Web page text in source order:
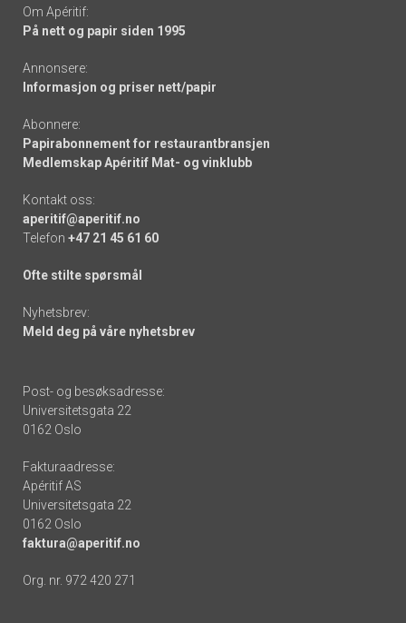
Om Apéritif:
På nett og papir siden 1995
Annonsere:
Informasjon og priser nett/papir
Abonnere:
Papirabonnement for restaurantbransjen
Medlemskap Apéritif Mat- og vinklubb
Kontakt oss:
aperitif@aperitif.no
Telefon +47 21 45 61 60
Ofte stilte spørsmål
Nyhetsbrev:
Meld deg på våre nyhetsbrev
Post- og besøksadresse:
Universitetsgata 22
0162 Oslo
Fakturaadresse:
Apéritif AS
Universitetsgata 22
0162 Oslo
faktura@aperitif.no
Org. nr. 972 420 271